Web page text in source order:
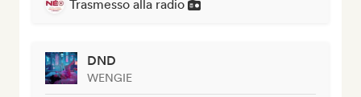
Trasmesso alla radio
DND
WENGIE